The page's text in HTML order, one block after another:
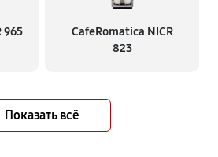
965
CafeRomatica NICR
823
Показать всё